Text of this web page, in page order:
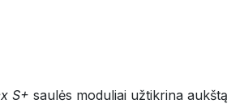
S+ saulės moduliai užtikrina aukštą